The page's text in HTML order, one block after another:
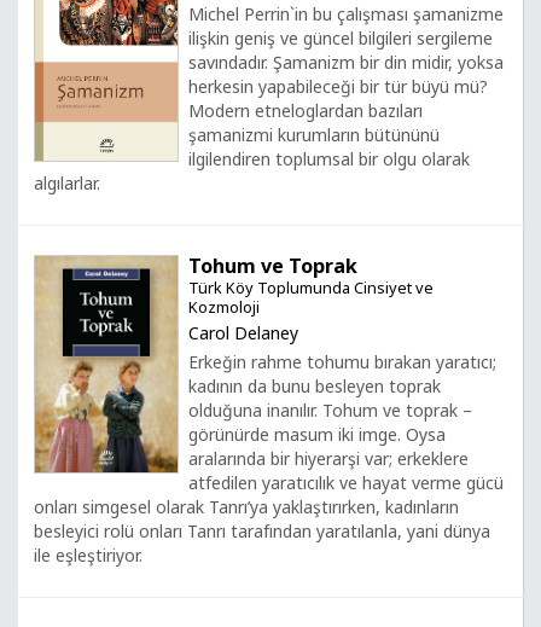
Michel Perrin`in bu çalışması şamanizme
ilişkin geniş ve güncel bilgileri sergileme
savındadır. Şamanizm bir din midir, yoksa
herkesin yapabileceği bir tür büyü mü?
Modern etneloglardan bazıları
şamanizmi kurumların bütününü
ilgilendiren toplumsal bir olgu olarak
algılarlar.
Tohum ve Toprak
Türk Köy Toplumunda Cinsiyet ve
Kozmoloji
Carol Delaney
Erkeğin rahme tohumu bırakan yaratıcı;
kadının da bunu besleyen toprak
olduğuna inanılır. Tohum ve toprak –
görünürde masum iki imge. Oysa
aralarında bir hiyerarşi var; erkeklere
atfedilen yaratıcılık ve hayat verme gücü
onları simgesel olarak Tanrı’ya yaklaştırırken, kadınların
besleyici rolü onları Tanrı tarafından yaratılanla, yani dünya
ile eşleştiriyor.